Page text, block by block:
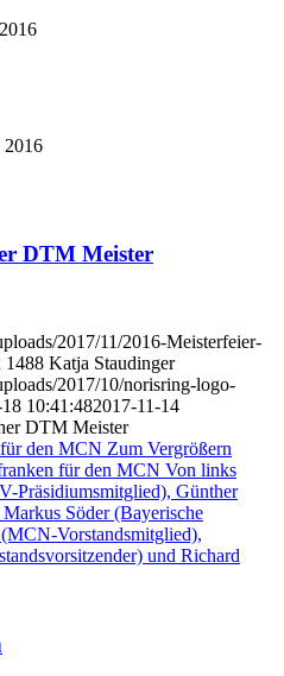
2016
DTM Meister
2017/11/2016-Meisterfeier-
1488 Katja Staudinger
2017/10/norisring-logo-
10:41:482017-11-14
DTM Meister